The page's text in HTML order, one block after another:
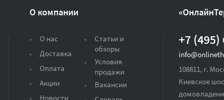
О компании
О нас
Доставка
Оплата
Акции
Новости
Статьи и
обзоры
Условия
продажи
Вакансии
+7 (495)
108811, г.
Киевское